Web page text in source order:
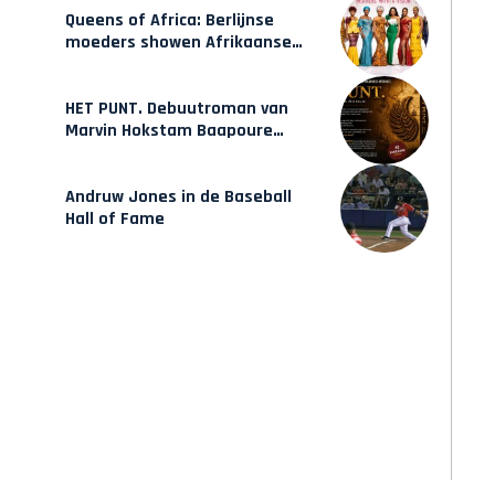
Queens of Africa: Berlijnse
moeders showen Afrikaanse
HET PUNT. Debuutroman van
Marvin Hokstam Baapoure
Andruw Jones in de Baseball
Hall of Fame